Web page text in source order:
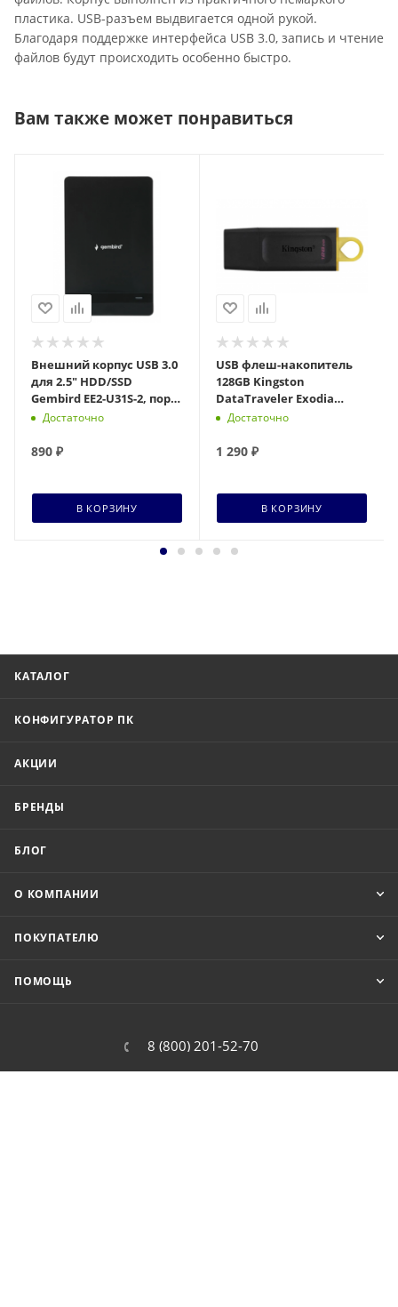
пластика. USB-разъем выдвигается одной рукой.
Благодаря поддержке интерфейса USB 3.0, запись и чтение
файлов будут происходить особенно быстро.
Вам также может понравиться
Внешний корпус USB 3.0
для 2.5" HDD/SSD
Gembird EE2-U31S-2, порт
Type-С, SATA III, пластик,
Достаточно
890 ₽
В КОРЗИНУ
USB флеш-накопитель
128GB Kingston
DataTraveler Exodia
чёрный/жёлтый USB 3.2
Достаточно
1 290 ₽
В КОРЗИНУ
КАТАЛОГ
КОНФИГУРАТОР ПК
АКЦИИ
БРЕНДЫ
БЛОГ
О КОМПАНИИ
ПОКУПАТЕЛЮ
ПОМОЩЬ
8 (800) 201-52-70
order@cit.ru